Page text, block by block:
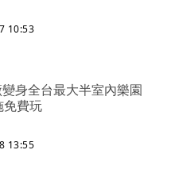
10:53
變身全台最大半室內樂園
免費玩
13:55